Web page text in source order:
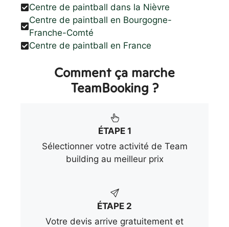
Centre de paintball dans la Nièvre
Centre de paintball en Bourgogne-
Franche-Comté
Centre de paintball en France
Comment ça marche
TeamBooking ?
ÉTAPE 1
Sélectionner votre activité de Team
building au meilleur prix
ÉTAPE 2
Votre devis arrive gratuitement et